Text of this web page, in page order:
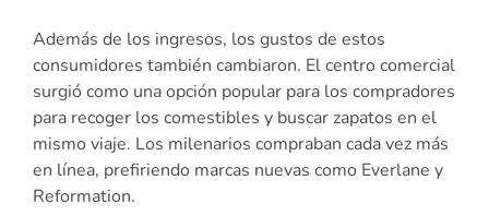
Además de los ingresos, los gustos de estos
consumidores también cambiaron. El centro comercial
surgió como una opción popular para los compradores
para recoger los comestibles y buscar zapatos en el
mismo viaje. Los milenarios compraban cada vez más
en línea, prefiriendo marcas nuevas como Everlane y
Reformation.